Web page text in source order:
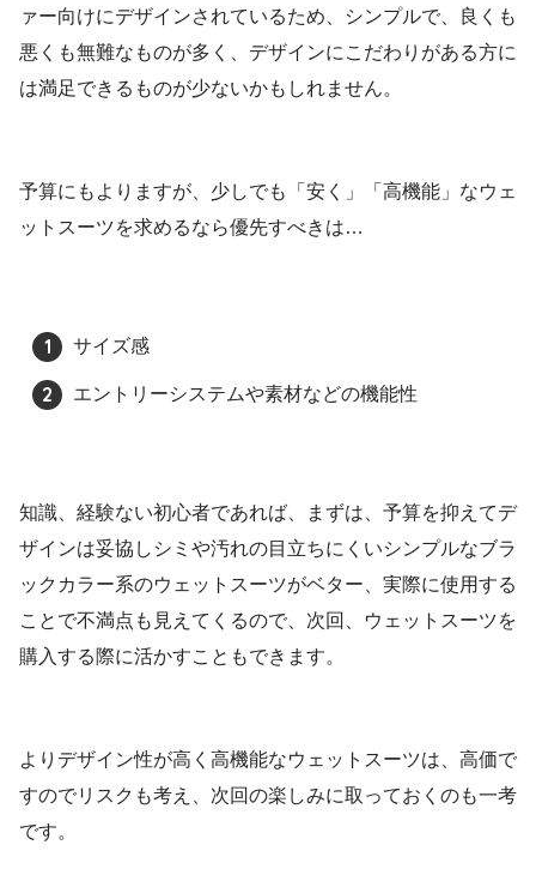
ァー向けにデザインされているため、シンプルで、良くも
悪くも無難なものが多く、デザインにこだわりがある方に
は満足できるものが少ないかもしれません。
予算にもよりますが、少しでも「安く」「高機能」なウェ
ットスーツを求めるなら優先すべきは…
サイズ感
エントリーシステムや素材などの機能性
知識、経験ない初心者であれば、まずは、予算を抑えてデ
ザインは妥協しシミや汚れの目立ちにくいシンプルなブラ
ックカラー系のウェットスーツがベター、実際に使用する
ことで不満点も見えてくるので、次回、ウェットスーツを
購入する際に活かすこともできます。
よりデザイン性が高く高機能なウェットスーツは、高価で
すのでリスクも考え、次回の楽しみに取っておくのも一考
です。